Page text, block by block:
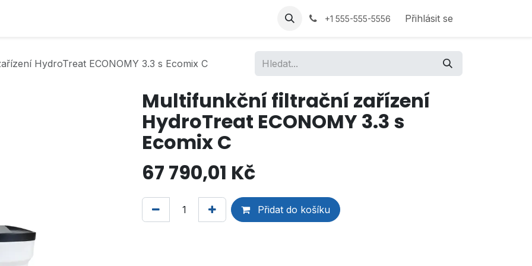
+1 555-555-5556 Přihlásit se
HydroTreat ECONOMY 3.3 s Ecomix C
Multifunkční filtrační zařízení
HydroTreat ECONOMY 3.3 s
Ecomix C
67 790,01 Kč
Přidat do košíku